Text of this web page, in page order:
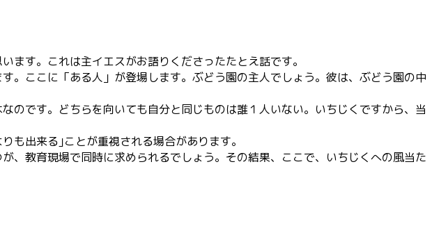
矢
キ
使
す。これは主イエスがお語りくださったたとえ話です。
。ここに「ある人」が登場します。ぶどう園の主人でしょう。彼は、ぶどう園の中
のです。どちらを向いても自分と同じものは誰１人いない。いちじくですから、当
も出来る｣ことが重視される場合があります。
、教育現場で同時に求められるでしょう。その結果、ここで、いちじくへの風当た